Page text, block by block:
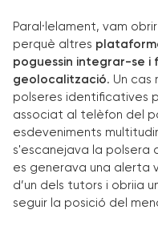
Paral·lelament, vam
perquè altres
poguessin integrar-se i
geolocalització. Un cas
polseres identificatives
associat al telèfon del
esdeveniments
s'escanejava la polsera
es generava una alerta
d’un dels tutors i obriia
seguir la posició del